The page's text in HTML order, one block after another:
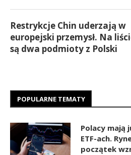
Restrykcje Chin uderzają w
europejski przemysł. Na
są dwa podmioty z Polski
POPULARNE TEMATY
Polacy mają
ETF-ach.
początek